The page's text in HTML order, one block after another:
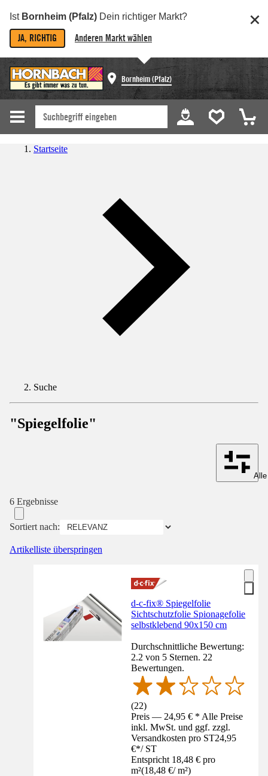
Ist Bornheim (Pfalz) Dein richtiger Markt?
JA, RICHTIG Anderen Markt wählen
Bornheim (Pfalz)
Startseite
Suche
"Spiegelfolie"
6 Ergebnisse
Sortiert nach:
Artikelliste überspringen
d-c-fix® Spiegelfolie
Sichtschutzfolie Spionagefolie
selbstklebend 90x150 cm
Durchschnittliche Bewertung:
2.2 von 5 Sternen. 22
Bewertungen.
(22)
Preis — 24,95 € * Alle Preise
inkl. MwSt. und ggf. zzgl.
Versandkosten pro ST24,95
€*/ ST
Entspricht 18,48 € pro
m²(18,48 €/ m²)